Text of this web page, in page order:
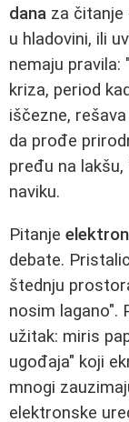
dana za čitanje
u hladovini, ili
nemaju pravila:
kriza, period
iščezne,
da prođe
pređu na
naviku.
Pitanje
debate.
štednju
nosim lagano".
užitak: miris
ugođaja" koji
mnogi
elektronske